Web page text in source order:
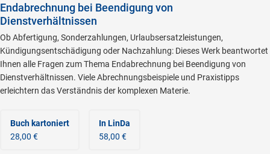
Endabrechnung bei Beendigung von
Dienstverhältnissen
Ob Abfertigung, Sonderzahlungen, Urlaubsersatzleistungen,
Kündigungsentschädigung oder Nachzahlung: Dieses Werk beantwortet
Ihnen alle Fragen zum Thema Endabrechnung bei Beendigung von
Dienstverhältnissen. Viele Abrechnungsbeispiele und Praxistipps
erleichtern das Verständnis der komplexen Materie.
Buch kartoniert
28,00 €
In LinDa
58,00 €